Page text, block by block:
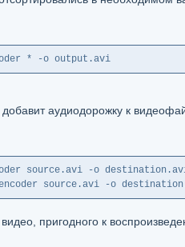
* -o output.avi
аудиодорожку к
source.avi -o
source.avi -o
пригодного к